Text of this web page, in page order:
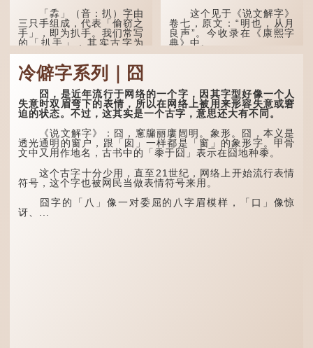
「掱」（音：扒）字由
三只手组成，代表「偷窃之
手」，即为扒手。我们常写
的「扒手」，其实古字为
「掱手」。
清·徐珂《清稗类钞．
盗贼类．掱手》记载：「沪
人呼翦绺贼曰掱手，犹言扒
手也，亦曰瘪三码子。」
其中「翦绺」即剪断他
人衣带以窃取钱物，是小偷
的旧称。而「掱手」也就是
手多多，擅自拿别人东西的
意思了...
这个见于《说文解字》
卷七，原文：“明也，从月
良声”。今收录在《康熙字
典》中。
谁。”干坤是《周易》中的
两个卦名，这里指天地、宇
宙等，形容政治清明，天下
太平！
“天空朤朤，任鸟儿高
飞。”也是指天清气明，鸟
儿可高飞。
“朤朤脆脆”就是形容办
事爽快干脆。我...
冷僻字系列｜囧
囧，是近年流行于网络的一个字，因其字型好像一个人
失意时双眉弯下的表情，所以在网络上被用来形容失意或窘
迫的状态。不过，这其实是一个古字，意思还大有不同。
《说文解字》：囧，窻牖丽廔闿明。象形。囧，本义是
透光通明的窗户，跟「囱」一样都是「窗」的象形字。甲骨
文中又用作地名，古书中的「黍于囧」表示在囧地种黍。
这个古字十分少用，直至21世纪，网络上开始流行表情
符号，这个字也被网民当做表情符号来用。
囧字的「八」像一对委屈的八字眉模样，「口」像惊
讶、...